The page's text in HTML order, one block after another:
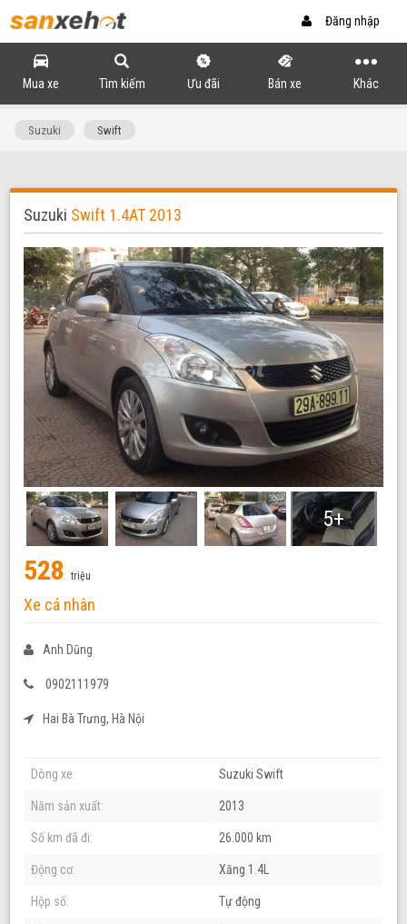
Đăng nhập
Mua xe Tìm kiếm Ưu đãi Bán xe Khác
Suzuki Swift
Suzuki Swift 1.4AT 2013
5+
528triệu
Xe cá nhân
Anh Dũng
0902111979
Hai Bà Trưng, Hà Nội
Dòng xe: Suzuki Swift
Năm sản xuất: 2013
Số km đã đi: 26.000 km
Động cơ: Xăng 1.4L
Hộp số: Tự động